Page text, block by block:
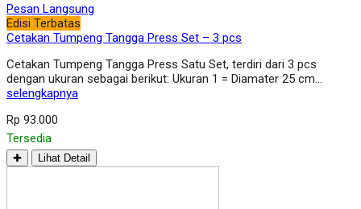
Pesan Langsung
Edisi Terbatas
Cetakan Tumpeng Tangga Press Set – 3 pcs
Cetakan Tumpeng Tangga Press Satu Set, terdiri dari 3 pcs
dengan ukuran sebagai berikut: Ukuran 1 = Diamater 25 cm…
selengkapnya
Rp 93.000
Tersedia
✚ Lihat Detail